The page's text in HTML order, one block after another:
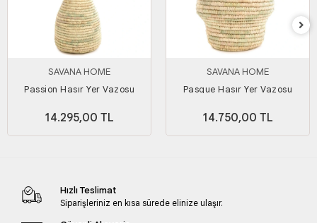
SAVANA HOME
Passion Hasır Yer Vazosu
14.295,00 TL
SAVANA HOME
Pasque Hasır Yer Vazosu
14.750,00 TL
Hızlı Teslimat
Siparişleriniz en kısa sürede elinize ulaşır.